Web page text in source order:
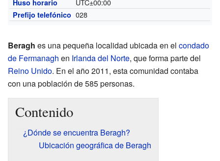
Huso horario
Prefijo telefónico 028
Beragh es una pequeña localidad ubicada en el condado
de Fermanagh en Irlanda del Norte, que forma parte del
Reino Unido. En el año 2011, esta comunidad contaba
con una población de 585 personas.
Contenido
¿Dónde se encuentra Beragh?
Ubicación geográfica de Beragh